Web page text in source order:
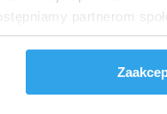
partnerom
otrzymanymi od
Jak twierdzi dr hab.
Specjaliści kliniki
mastektomię,
mogą poddać się